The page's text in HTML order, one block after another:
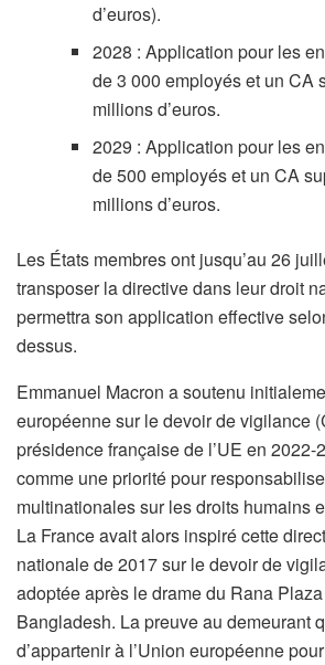
d’euros).
2028 : Application pour les
de 3 000 employés et un CA
millions d’euros.
2029 : Application pour les
de 500 employés et un CA
millions d’euros.
Les États membres ont jusqu’au 26
transposer la directive dans leur droit
permettra son application effective
dessus.
Emmanuel Macron a soutenu
européenne sur le devoir de vigilance
présidence française de l’UE en 2022-
comme une priorité pour
multinationales sur les droits humains
La France avait alors inspiré cette
nationale de 2017 sur le devoir de
adoptée après le drame du Rana
Bangladesh. La preuve au demeurant
d’appartenir à l’Union européenne